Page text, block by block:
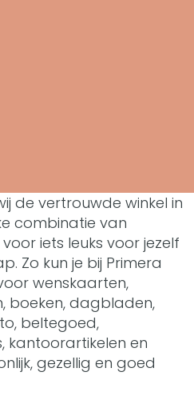
de vertrouwde winkel in
combinatie van
iets leuks voor jezelf
Zo kun je bij Primera
wenskaarten,
boeken, dagbladen,
beltegoed,
kantoorartikelen en
gezellig en goed